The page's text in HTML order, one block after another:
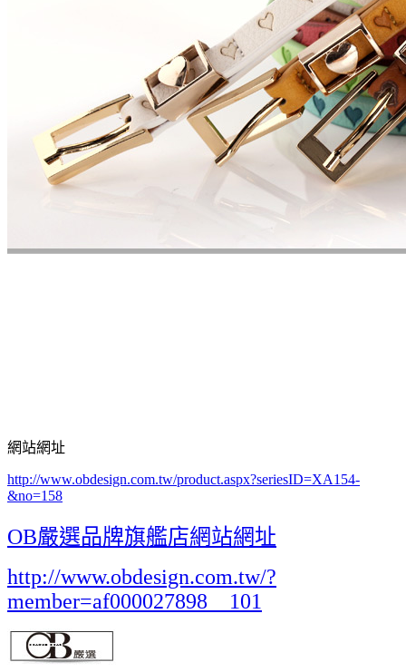
網站網址
http://www.obdesign.com.tw/product.aspx?seriesID=XA154-
&no=158
OB嚴選品牌旗艦店網站網址
http://www.obdesign.com.tw/?
member=af000027898__101